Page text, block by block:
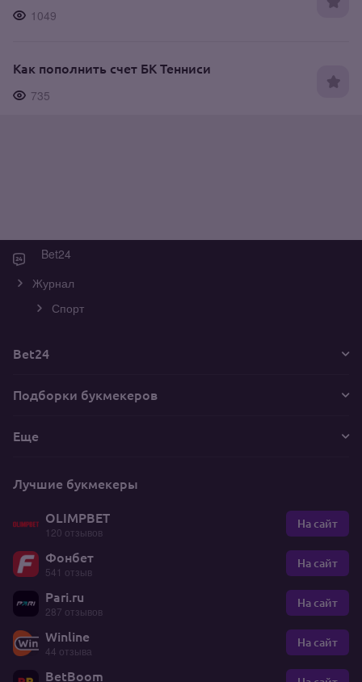
1049
Как пополнить счет БК Тенниси
735
Bet24
Журнал
Спорт
Bet24
Подборки букмекеров
Еще
Лучшие букмекеры
OLIMPBET
120 отзывов
На сайт
Фонбет
541 отзыв
На сайт
Pari.ru
287 отзывов
На сайт
Winline
44 отзыва
На сайт
BetBoom